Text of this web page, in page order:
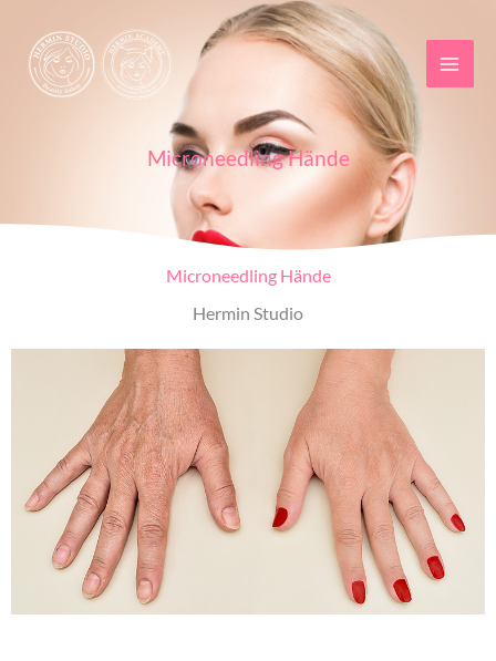
Inhalt
springen
Microneedling Hände
Microneedling Hände
Hermin Studio